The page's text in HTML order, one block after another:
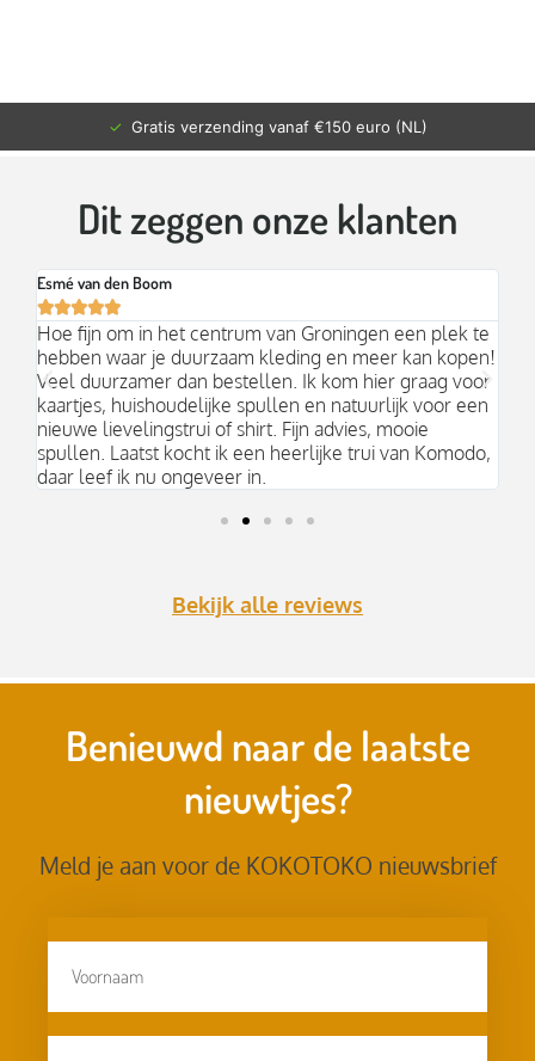
✓ Gratis verzending vanaf €150 euro (NL)
Dit zeggen onze klanten
Esmé van den Boom

Hoe fijn om in het centrum van Groningen een plek te
hebben waar je duurzaam kleding en meer kan kopen!
Veel duurzamer dan bestellen. Ik kom hier graag voor
kaartjes, huishoudelijke spullen en natuurlijk voor een
nieuwe lievelingstrui of shirt. Fijn advies, mooie
spullen. Laatst kocht ik een heerlijke trui van Komodo,
daar leef ik nu ongeveer in.
Bekijk alle reviews
Benieuwd naar de laatste
nieuwtjes?
Meld je aan voor de KOKOTOKO nieuwsbrief